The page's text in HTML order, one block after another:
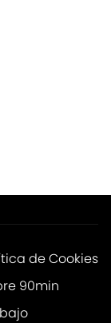
de Cookies
90min